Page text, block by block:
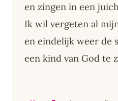
en zingen in een
Ik wil vergeten al
en eindelijk weer de
een kind van God te